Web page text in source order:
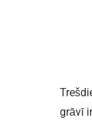
grāvī